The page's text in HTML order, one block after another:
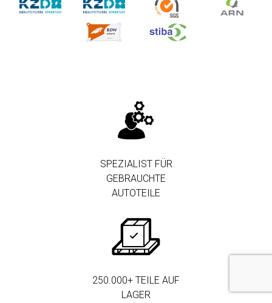
SPEZIALIST FÜR
GEBRAUCHTE
AUTOTEILE
250.000+ TEILE AUF
LAGER